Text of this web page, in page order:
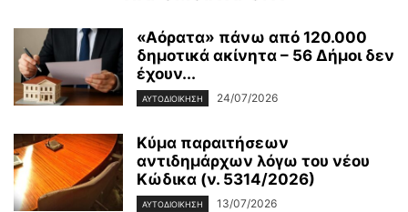
«Αόρατα» πάνω από 120.000
δημοτικά ακίνητα – 56 Δήμοι δεν
έχουν...
ΑΥΤΟΔΙΟΙΚΗΣΗ 24/07/2026
Κύμα παραιτήσεων
αντιδημάρχων λόγω του νέου
Κώδικα (ν. 5314/2026)
ΑΥΤΟΔΙΟΙΚΗΣΗ 13/07/2026